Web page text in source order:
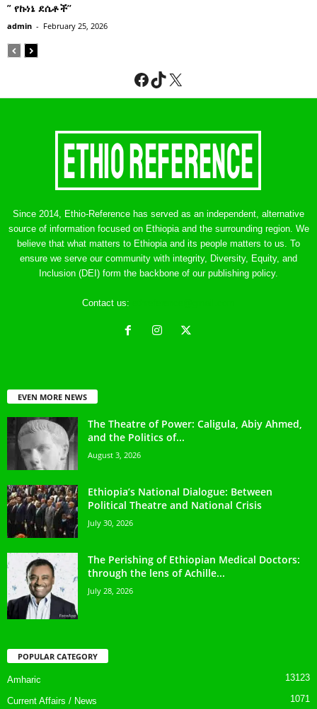
” የኩነኔ ደሴቶች’’
admin - February 25, 2026
Facebook
TikTok
X
Since 2014, Ethio-Reference has served as an independent, alternative
source of information focused on Ethiopia and the surrounding region. We
believe that what matters to Ethiopia and its people matters to us. To
ensure we serve our community with integrity, Diversity, Equity, and
Inclusion (DEI) form the backbone of our publishing policy.
Contact us:
EVEN MORE NEWS
The Theatre of Power: Caligula, Abiy Ahmed,
and the Politics of...
August 3, 2026
Ethiopia’s National Dialogue: Between
Political Theatre and National Crisis
July 30, 2026
The Perishing of Ethiopian Medical Doctors:
through the lens of Achille...
July 28, 2026
POPULAR CATEGORY
Amharic 13123
Current Affairs / News 1071